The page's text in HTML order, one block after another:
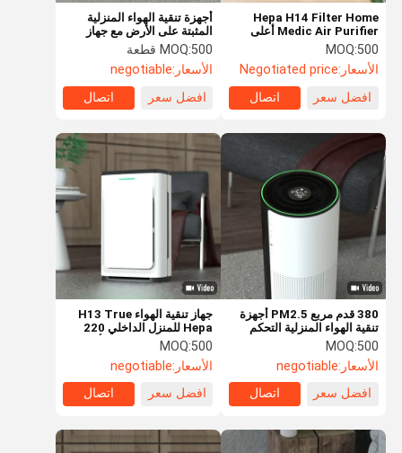
أجهزة تنقية الهواء المنزلية
المثبتة على الأرض مع جهاز
تحكم عن بعد بالواي فاي مع
الترطيب
MOQ:500 قطعة
الأسعار:negotiable
افضل سعر
اتصال
Hepa H14 Filter Home
Medic Air Purifier أعلى
منظف غبار Cadr
MOQ:500
الأسعار:Negotiated price
افضل سعر
اتصال
جهاز تنقية الهواء H13 True
Hepa للمنزل الداخلي 220
فولت 50 هرتز مع قفل أمان
للأطفال
MOQ:500
الأسعار:negotiable
افضل سعر
اتصال
380 قدم مربع PM2.5 أجهزة
تنقية الهواء المنزلية التحكم
الذكي واي فاي للحساسية
MOQ:500
الأسعار:negotiable
افضل سعر
اتصال